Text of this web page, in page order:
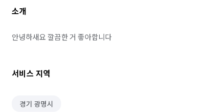
소개
안녕하새요 깔끔한 거 좋아합니다
서비스 지역
경기 광명시